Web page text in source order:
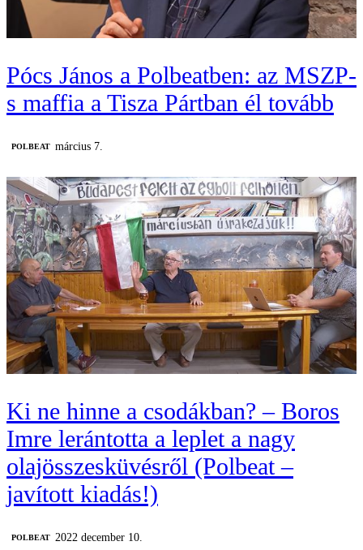
Pócs János a Polbeatben: az MSZP-
s maffia a Tisza Pártban él tovább
‎POLBEAT március 7.
Ki ne hinne a csodákban? – Boros
Imre lerántotta a leplet a nagy
olajösszesküvésről (Polbeat –
javított kiadás!)
‎POLBEAT
2022 december 10.